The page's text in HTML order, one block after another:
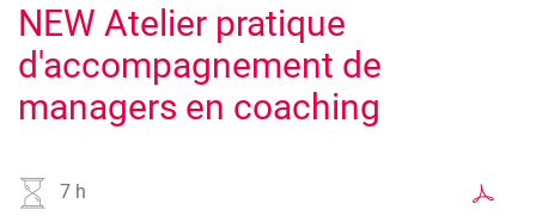
Image
NEW Atelier pratique
d'accompagnement de
managers en coaching
7 h